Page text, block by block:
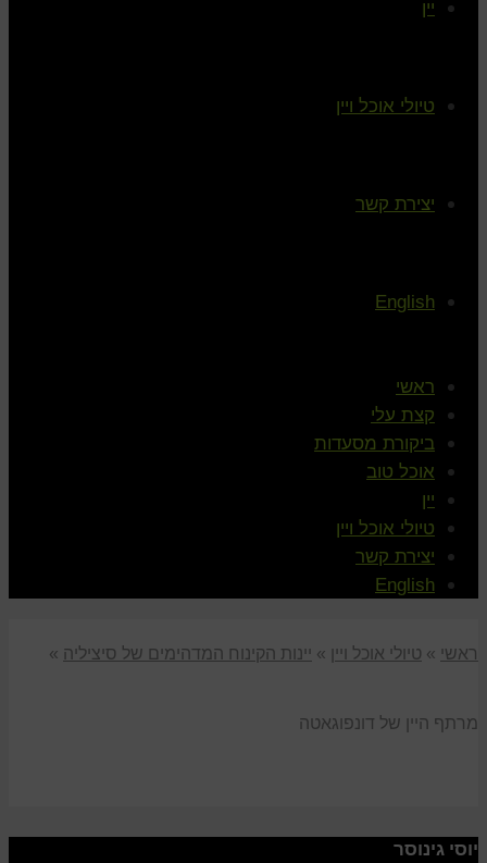
יין
טיולי אוכל ויין
יצירת קשר
English
ראשי
קצת עלי
ביקורת מסעדות
אוכל טוב
יין
טיולי אוכל ויין
יצירת קשר
English
ראשי » טיולי אוכל ויין » יינות הקינוח המדהימים של סיציליה »
מרתף היין של דונפוגאטה
יוסי גינוסר